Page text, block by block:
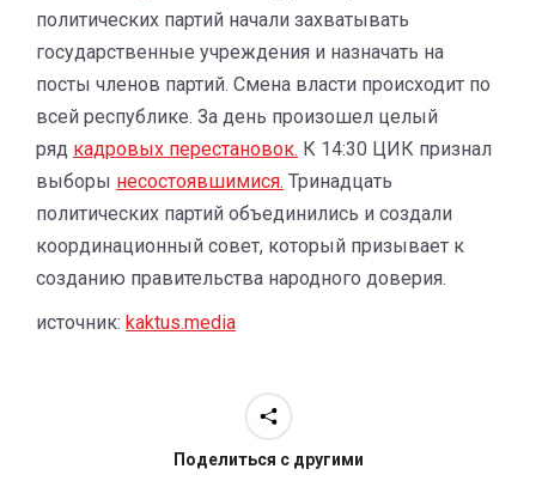
политических партий начали захватывать
государственные учреждения и назначать на
посты членов партий. Смена власти происходит по
всей республике. За день произошел целый
ряд кадровых перестановок. К 14:30 ЦИК признал
выборы несостоявшимися. Тринадцать
политических партий объединились и создали
координационный совет, который призывает к
созданию правительства народного доверия.
источник: kaktus.media
Поделиться с другими